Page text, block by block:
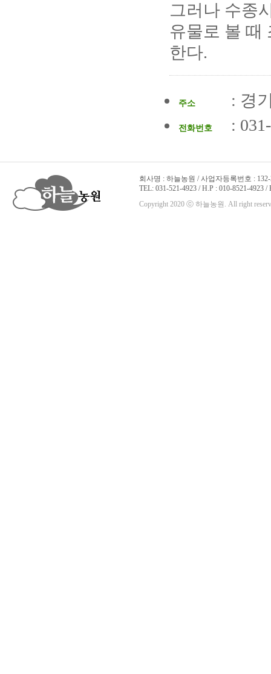
그러나 수종
유물로 볼 때
한다.
주소 : 경
전화번호 :
회사명 : 하늘농원 / 사업자등록번호 :
TEL: 031-521-4923 / H.P : 010-8521-4923 /
Copyright 2020 ⓒ 하늘농원. All right